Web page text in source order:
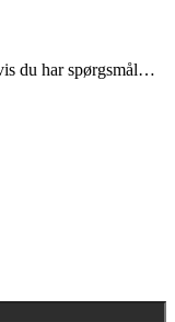
du har spørgsmål…